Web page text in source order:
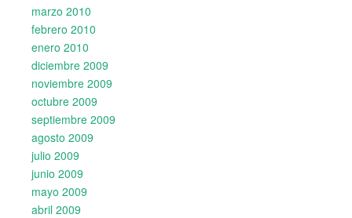
marzo 2010
febrero 2010
enero 2010
diciembre 2009
noviembre 2009
octubre 2009
septiembre 2009
agosto 2009
julio 2009
junio 2009
mayo 2009
abril 2009